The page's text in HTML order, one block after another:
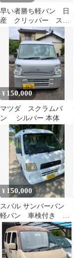
早い者勝ち軽バン 日
産 クリッパー スズ
キ エブリイOEM
¥ 150,000
マツダ スクラムバ
ン シルバー 本体
¥ 150,000
スバル サンバーバン
軽バン 車検付き
4wd AT